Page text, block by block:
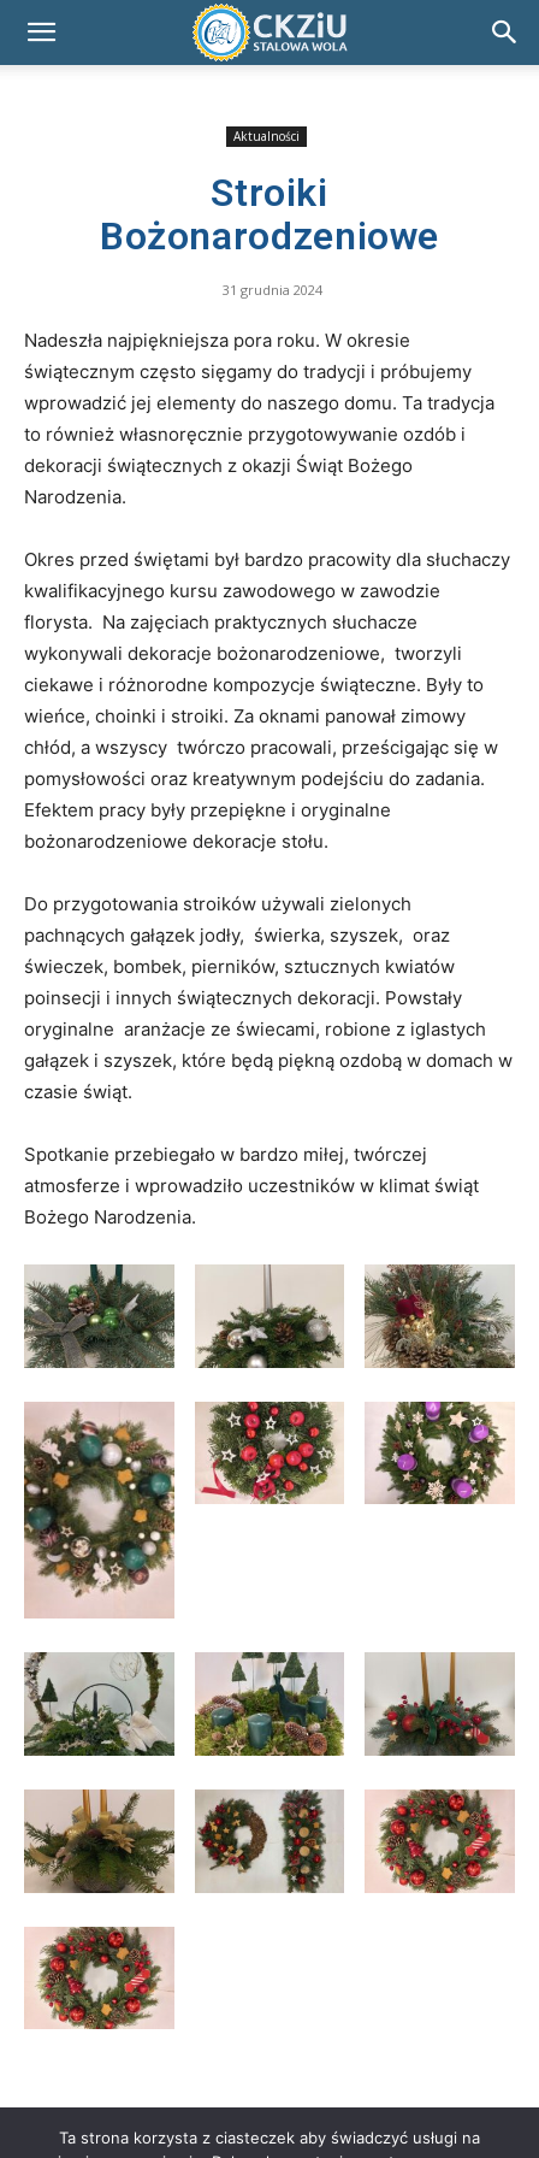
Aktualności
Stroiki
Bożonarodzeniowe
31 grudnia 2024
Nadeszła najpiękniejsza pora roku. W okresie
świątecznym często sięgamy do tradycji i próbujemy
wprowadzić jej elementy do naszego domu. Ta tradycja
to również własnoręcznie przygotowywanie ozdób i
dekoracji świątecznych z okazji Świąt Bożego
Narodzenia.
Okres przed świętami był bardzo pracowity dla słuchaczy
kwalifikacyjnego kursu zawodowego w zawodzie
florysta. Na zajęciach praktycznych słuchacze
wykonywali dekoracje bożonarodzeniowe, tworzyli
ciekawe i różnorodne kompozycje świąteczne. Były to
wieńce, choinki i stroiki. Za oknami panował zimowy
chłód, a wszyscy twórczo pracowali, prześcigając się w
pomysłowości oraz kreatywnym podejściu do zadania.
Efektem pracy były przepiękne i oryginalne
bożonarodzeniowe dekoracje stołu.
Do przygotowania stroików używali zielonych
pachnących gałązek jodły, świerka, szyszek, oraz
świeczek, bombek, pierników, sztucznych kwiatów
poinsecji i innych świątecznych dekoracji. Powstały
oryginalne aranżacje ze świecami, robione z iglastych
gałązek i szyszek, które będą piękną ozdobą w domach w
czasie świąt.
Spotkanie przebiegało w bardzo miłej, twórczej
atmosferze i wprowadziło uczestników w klimat świąt
Bożego Narodzenia.
Ta strona korzysta z ciasteczek aby świadczyć usługi na